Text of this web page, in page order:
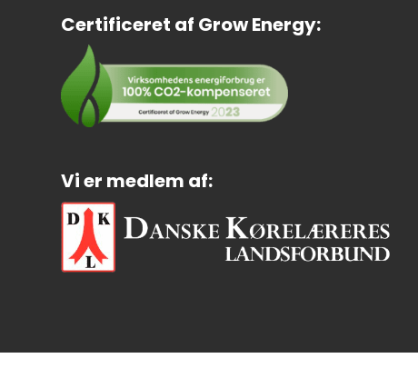
Certificeret af Grow Energy:
Vi er medlem af: